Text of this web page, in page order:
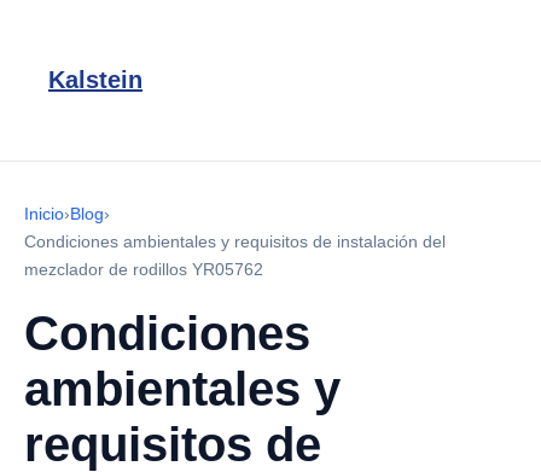
Kalstein
Inicio›Blog›
Condiciones ambientales y requisitos de instalación del
mezclador de rodillos YR05762
Condiciones
ambientales y
requisitos de